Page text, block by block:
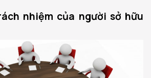
nhiệm của người sở hữu